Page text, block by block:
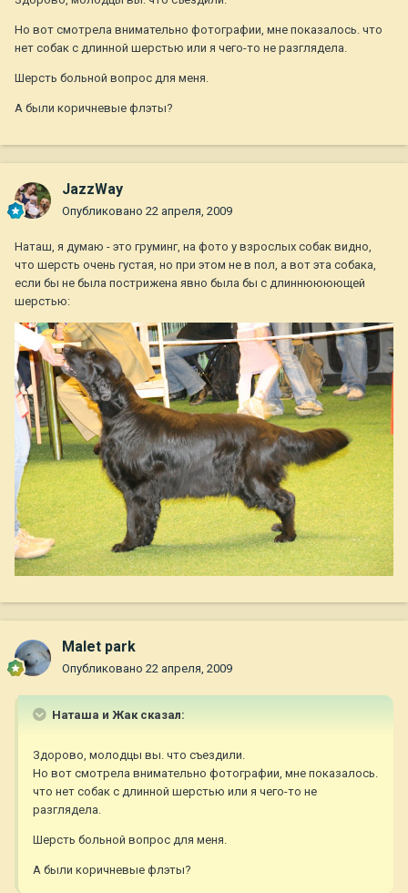
Но вот смотрела внимательно фотографии, мне показалось. что
нет собак с длинной шерстью или я чего-то не разглядела.
Шерсть больной вопрос для меня.
А были коричневые флэты?
JazzWay
Опубликовано 22 апреля, 2009
Наташ, я думаю - это груминг, на фото у взрослых собак видно,
что шерсть очень густая, но при этом не в пол, а вот эта собака,
если бы не была пострижена явно была бы с длиннюююющей
шерстью:
Malet park
Опубликовано 22 апреля, 2009
Наташа и Жак сказал:
Здорово, молодцы вы. что съездили.
Но вот смотрела внимательно фотографии, мне показалось.
что нет собак с длинной шерстью или я чего-то не
разглядела.
Шерсть больной вопрос для меня.
А были коричневые флэты?